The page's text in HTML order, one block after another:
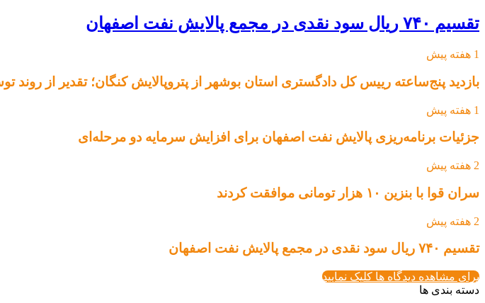
تقسیم ۷۴۰ ریال سود نقدی در مجمع پالایش نفت اصفهان
1 هفته پیش
بازدید پنج‌ساعته رییس کل دادگستری استان بوشهر از پتروپالایش کنگان؛ تقدیر از روند
1 هفته پیش
جزئیات برنامه‌ریزی پالایش نفت اصفهان برای افزایش سرمایه دو مرحله‌ای
2 هفته پیش
سران قوا با بنزین ۱۰ هزار تومانی موافقت کردند
2 هفته پیش
تقسیم ۷۴۰ ریال سود نقدی در مجمع پالایش نفت اصفهان
برای مشاهده دیدگاه ها کلیک نمایید
دسته بندی ها